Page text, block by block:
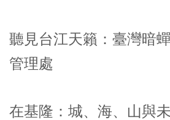
聽見台江天籟：臺灣暗
管理處
在基隆：城、海、山與